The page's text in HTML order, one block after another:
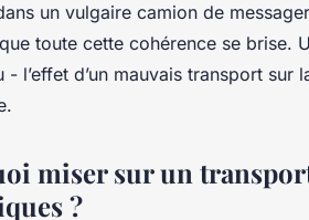
un vulgaire camion de
toute cette cohérence se brise.
- l’effet d’un mauvais transport
miser sur un
?